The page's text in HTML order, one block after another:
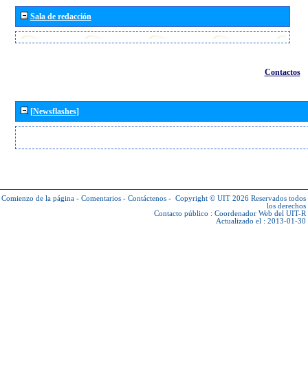
Sala de redacción
Contactos
[Newsflashes]
Comienzo de la página - Comentarios - Contáctenos - Copyright © UIT 2026 Reservados todos
los derechos
Contacto público : Coordenador Web del UIT-R
Actualizado el : 2013-01-30